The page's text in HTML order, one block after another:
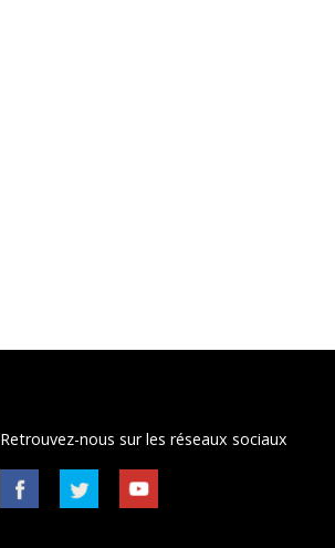
Retrouvez-nous sur les réseaux sociaux